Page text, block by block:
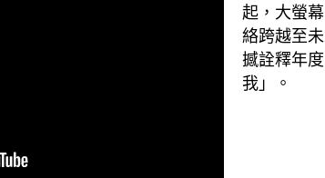
起，大螢
絡跨越至
撼詮釋年
我」。